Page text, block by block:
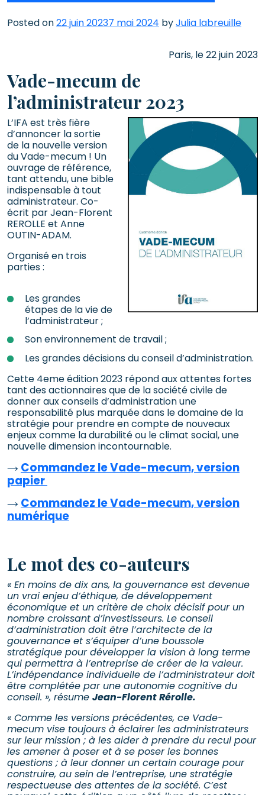
Posted on22 juin 20237 mai 2024 byJulia labreuille
Paris, le 22 juin 2023
Vade-mecum de
l’administrateur 2023
L’IFA est très fière
d’annoncer la sortie
de la nouvelle version
du Vade-mecum ! Un
ouvrage de référence,
tant attendu, une bible
indispensable à tout
administrateur. Co-
écrit par Jean-Florent
REROLLE et Anne
OUTIN-ADAM.
Organisé en trois
parties :
Les grandes
étapes de la vie de
l’administrateur ;
Son environnement de travail ;
Les grandes décisions du conseil d’administration.
Cette 4eme édition 2023 répond aux attentes fortes
tant des actionnaires que de la société civile de
donner aux conseils d’administration une
responsabilité plus marquée dans le domaine de la
stratégie pour prendre en compte de nouveaux
enjeux comme la durabilité ou le climat social, une
nouvelle dimension incontournable.
→Commandez le Vade-mecum, version
papier
→Commandez le Vade-mecum, version
numérique
Le mot des co-auteurs
« En moins de dix ans, la gouvernance est devenue
un vrai enjeu d’éthique, de développement
économique et un critère de choix décisif pour un
nombre croissant d’investisseurs. Le conseil
d’administration doit être l’architecte de la
gouvernance et s’équiper d’une boussole
stratégique pour développer la vision à long terme
qui permettra à l’entreprise de créer de la valeur.
L’indépendance individuelle de l’administrateur doit
être complétée par une autonomie cognitive du
conseil. », résume Jean-Florent Rérolle.
« Comme les versions précédentes, ce Vade-
mecum vise toujours à éclairer les administrateurs
sur leur mission ; à les aider à prendre du recul pour
les amener à poser et à se poser les bonnes
questions ; à leur donner un certain courage pour
construire, au sein de l’entreprise, une stratégie
respectueuse des attentes de la société. C’est